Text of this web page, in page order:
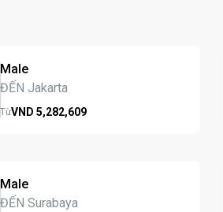
Male
ĐẾN Jakarta
TừVND 5,282,609
Male
ĐẾN Surabaya